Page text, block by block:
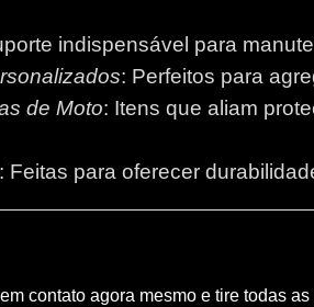
indispensável para
: Perfeitos para
de Moto: Itens que aliam
: Feitas para oferecer
contato agora mesmo e tire todas